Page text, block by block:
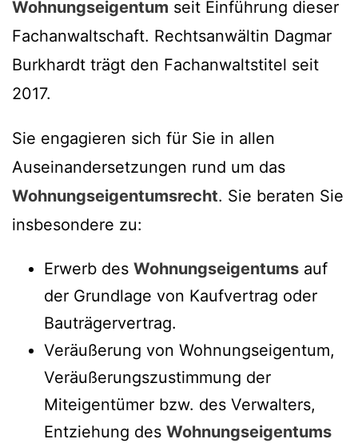
Wohnungseigentum seit Einführung dieser
Fachanwaltschaft. Rechtsanwältin Dagmar
Burkhardt trägt den Fachanwaltstitel seit
2017.
Sie engagieren sich für Sie in allen
Auseinandersetzungen rund um das
Wohnungseigentumsrecht. Sie beraten Sie
insbesondere zu:
Erwerb des Wohnungseigentums auf
der Grundlage von Kaufvertrag oder
Bauträgervertrag.
Veräußerung von Wohnungseigentum,
Veräußerungszustimmung der
Miteigentümer bzw. des Verwalters,
Entziehung des Wohnungseigentums